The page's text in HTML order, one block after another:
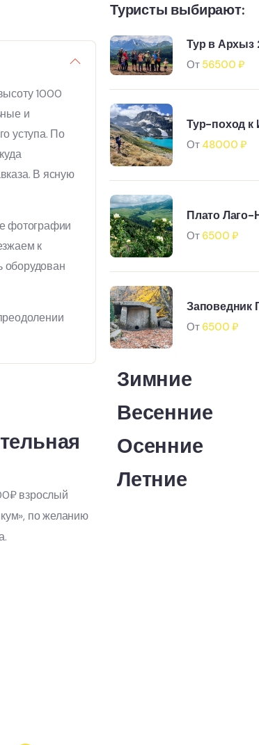
1000
и
уступа. По
В ясную
фотографии
к
взрослый
по желанию
Туристы выбирают:
Тур в Архыз
гидом
От 56500₽
Тур-поход к
От 48000₽
Плато Лаго-
От 6500₽
Заповедник
От 6500₽
Зимние
Весенние
Осенние
Летние